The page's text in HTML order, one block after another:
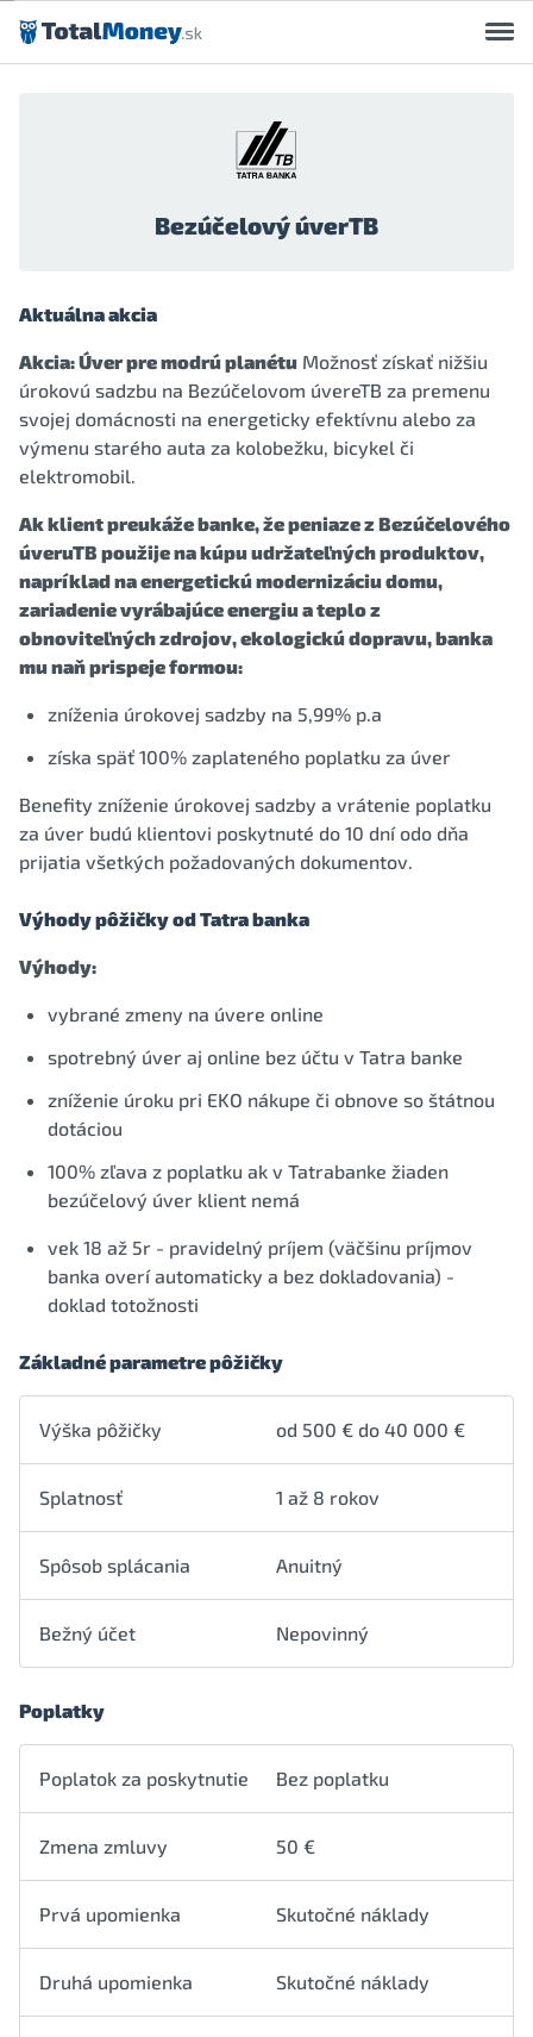
Preskočiť na obsah
Bezúčelový úverTB
Aktuálna akcia
Akcia: Úver pre modrú planétu Možnosť získať nižšiu
úrokovú sadzbu na Bezúčelovom úvereTB za premenu
svojej domácnosti na energeticky efektívnu alebo za
výmenu starého auta za kolobežku, bicykel či
elektromobil.
Ak klient preukáže banke, že peniaze z Bezúčelového
úveruTB použije na kúpu udržateľných produktov,
napríklad na energetickú modernizáciu domu,
zariadenie vyrábajúce energiu a teplo z
obnoviteľných zdrojov, ekologickú dopravu, banka
mu naň prispeje formou:
zníženia úrokovej sadzby na 5,99% p.a
získa späť 100% zaplateného poplatku za úver
Benefity zníženie úrokovej sadzby a vrátenie poplatku
za úver budú klientovi poskytnuté do 10 dní odo dňa
prijatia všetkých požadovaných dokumentov.
Výhody pôžičky od Tatra banka
Výhody:
vybrané zmeny na úvere online
spotrebný úver aj online bez účtu v Tatra banke
zníženie úroku pri EKO nákupe či obnove so štátnou
dotáciou
100% zľava z poplatku ak v Tatrabanke žiaden
bezúčelový úver klient nemá
vek 18 až 5r - pravidelný príjem (väčšinu príjmov
banka overí automaticky a bez dokladovania) -
doklad totožnosti
Základné parametre pôžičky
Výška pôžičky od 500 € do 40 000 €
Splatnosť 1 až 8 rokov
Spôsob splácania Anuitný
Bežný účet Nepovinný
Poplatky
Poplatok za poskytnutie Bez poplatku
Zmena zmluvy 50 €
Prvá upomienka Skutočné náklady
Druhá upomienka Skutočné náklady